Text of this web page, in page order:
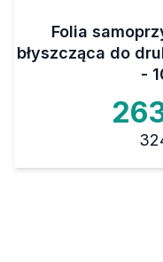
Folia
błyszcząca do
-